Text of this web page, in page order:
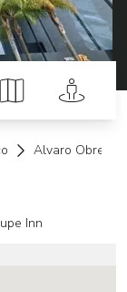
Mapa Street
Alvaro Obregón
Inn